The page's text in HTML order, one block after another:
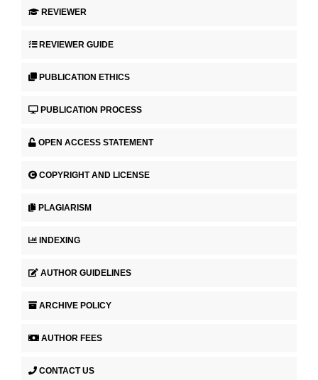
REVIEWER
REVIEWER GUIDE
PUBLICATION ETHICS
PUBLICATION PROCESS
OPEN ACCESS STATEMENT
COPYRIGHT AND LICENSE
PLAGIARISM
INDEXING
AUTHOR GUIDELINES
ARCHIVE POLICY
AUTHOR FEES
CONTACT US